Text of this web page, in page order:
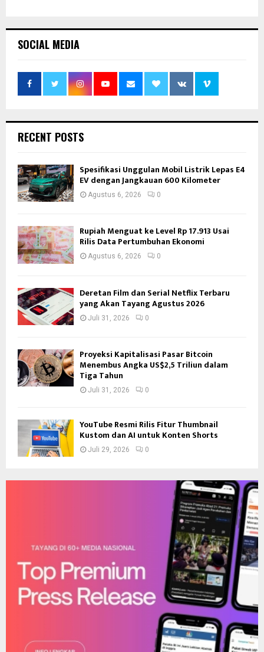
SOCIAL MEDIA
RECENT POSTS
Spesifikasi Unggulan Mobil Listrik Lepas E4
EV dengan Jangkauan 600 Kilometer
Agustus 6, 2026 0
Rupiah Menguat ke Level Rp 17.913 Usai
Rilis Data Pertumbuhan Ekonomi
Agustus 6, 2026 0
Deretan Film dan Serial Netflix Terbaru
yang Akan Tayang Agustus 2026
Juli 31, 2026 0
Proyeksi Kapitalisasi Pasar Bitcoin
Menembus Angka US$2,5 Triliun dalam
Tiga Tahun
Juli 31, 2026 0
YouTube Resmi Rilis Fitur Thumbnail
Kustom dan AI untuk Konten Shorts
Juli 29, 2026 0